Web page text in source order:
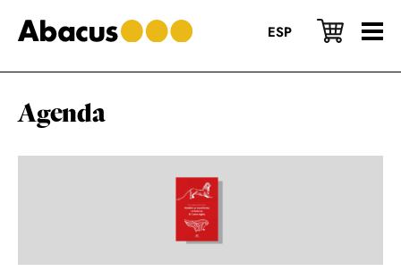
to
main
to
primary
to
footer
ESP
Agenda